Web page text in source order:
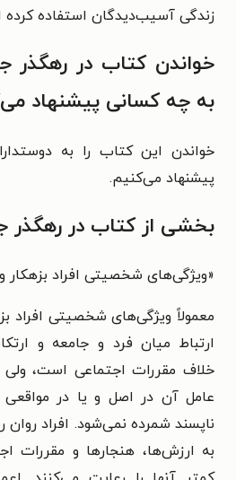
زندگی آسیب‌ديدگان استفاده
خواندن کتاب در رهگذر
به چه کسانی پیشنهاد
خواندن این کتاب را به
پیشنهاد می‌کنیم.
بخشی از کتاب در رهگذر
«ويژگی‌های شخصیتی افراد بزهکار
معمولاً ويژگی‌های شخصیتی افراد
ارتباط میان فرد و جامعه و
خلاف مقررات اجتماعی است، ولی
عامل آن در اصل و يا در مواقعی
ناپسند شمرده نمی‌شود. افراد
به ارزش‌ها، هنجارها و مقررات